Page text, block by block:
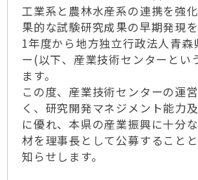
工業系と農林水産系の連携を強
果的な試験研究成果の早期発現
1年度から地方独立行政法人青森
ー(以下、産業技術センターとい
ます。
この度、産業技術センターの運
く、研究開発マネジメント能力
に優れ、本県の産業振興に十分
材を理事長として公募すること
知らせします。